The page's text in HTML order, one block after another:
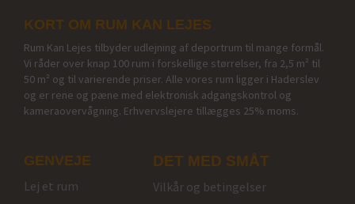
KORT OM RUM KAN LEJES
Rum Kan Lejes tilbyder udlejning af deportrum til mange formål.
Vi råder over knap 100 rum i forskellige størrelser, fra 2,5 m² til
50 m² og til varierende priser. Alle vores rum ligger i Haderslev
og er rene og pæne med elektronisk adgangskontrol og
kameraovervågning. Erhvervslejere tillægges 25% moms.
GENVEJE
Lej et rum
DET MED SMÅT
Vilkår og betingelser